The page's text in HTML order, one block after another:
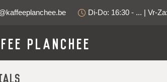
Di-Do: 16:30 - ... | Vr-
Planchee